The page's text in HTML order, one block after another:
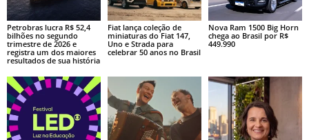
Petrobras lucra R$ 52,4
bilhões no segundo
trimestre de 2026 e
registra um dos maiores
resultados de sua história
Fiat lança coleção de
miniaturas do Fiat 147,
Uno e Strada para
celebrar 50 anos no Brasil
Nova Ram 1500 Big Horn
chega ao Brasil por R$
449.990